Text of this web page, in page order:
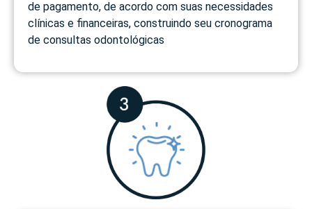
de pagamento, de acordo com suas necessidades
clínicas e financeiras, construindo seu cronograma
de consultas odontológicas